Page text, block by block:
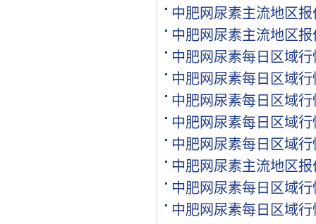
中肥网尿素主流地区
中肥网尿素主流地区
中肥网尿素每日区域行
中肥网尿素每日区域行
中肥网尿素每日区域行
中肥网尿素每日区域行
中肥网尿素每日区域行
中肥网尿素主流地区
中肥网尿素每日区域行
中肥网尿素每日区域行